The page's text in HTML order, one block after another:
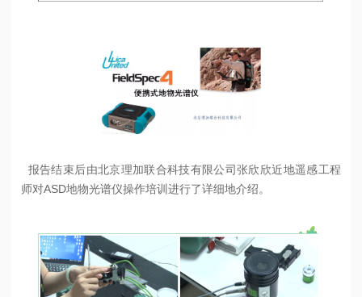
报告结束后由北京理加联合科技有限公司张欣欣近地遥感工程
师对ASD地物光谱仪操作培训进行了详细地介绍。